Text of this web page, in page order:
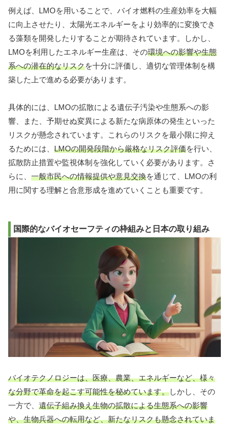
例えば、LMOを用いることで、バイオ燃料の生産効率を大幅
に向上させたり、太陽光エネルギーをより効率的に変換でき
る藻類を開発したりすることが期待されています。しかし、
LMOを利用したエネルギー生産は、その環境への影響や生態
系への潜在的なリスクを十分に評価し、適切な管理体制を構
築した上で進める必要があります。
具体的には、LMOの拡散による遺伝子汚染や生態系への影
響、また、予期せぬ変異による新たな病原体の発生といった
リスクが懸念されています。これらのリスクを最小限に抑え
るためには、 LMOの開発段階から厳格なリスク評価を行い、
拡散防止措置や監視体制を強化していく必要があります。さ
らに、 一般市民への情報提供や意見交換を通じて、LMOの利
用に関する理解と合意形成を進めていくことも重要です。
国際的なバイオセーフティの枠組みと日本の取り組み
バイオテクノロジーは、医療、農業、エネルギーなど、様々
な分野で革命を起こす可能性を秘めています。しかし、その
一方で、 遺伝子組み換え生物の拡散による生態系への影響
や、生物兵器への転用など、新たなリスクも懸念されていま